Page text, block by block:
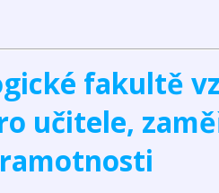
fakultě
učitele,